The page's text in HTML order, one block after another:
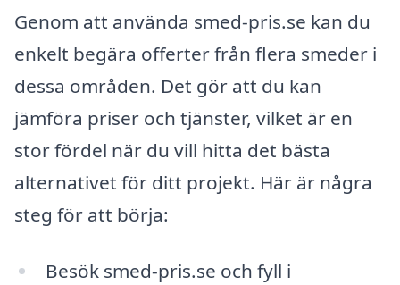
Genom att använda smed-pris.se kan du
enkelt begära offerter från flera smeder i
dessa områden. Det gör att du kan
jämföra priser och tjänster, vilket är en
stor fördel när du vill hitta det bästa
alternativet för ditt projekt. Här är några
steg för att börja:
Besök smed-pris.se och fyll i